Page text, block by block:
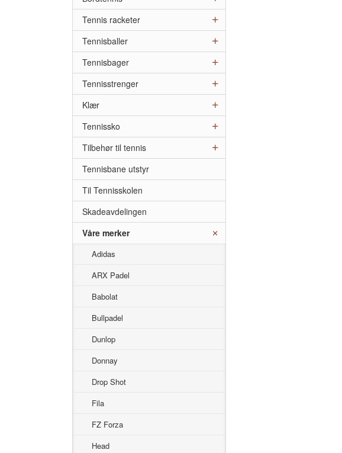
Tennis racketer
Tennisballer
Tennisbager
Tennisstrenger
Klær
Tennissko
Tilbehør til tennis
Tennisbane utstyr
Til Tennisskolen
Skadeavdelingen
Våre merker
Adidas
ARX Padel
Babolat
Bullpadel
Dunlop
Donnay
Drop Shot
Fila
FZ Forza
Head